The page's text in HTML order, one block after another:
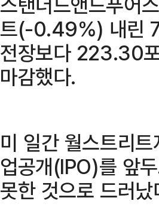
트(-0.49%) 내린
전장보다 223.30
마감했다.
미 일간 월스트리
업공개(IPO)를 앞
못한 것으로 드러났